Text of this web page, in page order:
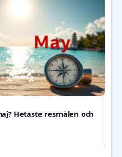
Hetaste resmålen och